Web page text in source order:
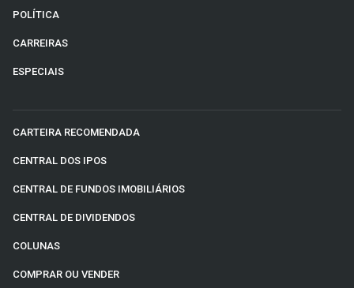
POLÍTICA
CARREIRAS
ESPECIAIS
CARTEIRA RECOMENDADA
CENTRAL DOS IPOS
CENTRAL DE FUNDOS IMOBILIÁRIOS
CENTRAL DE DIVIDENDOS
COLUNAS
COMPRAR OU VENDER